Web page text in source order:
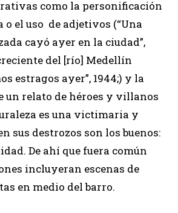
como la personificación
o el uso de adjetivos (“Una
cayó ayer en la ciudad”,
del [río] Medellín
estragos ayer”, 1944;) y la
un relato de héroes y villanos
es una victimaria y
sus destrozos son los buenos:
De ahí que fuera común
incluyeran escenas de
en medio del barro.